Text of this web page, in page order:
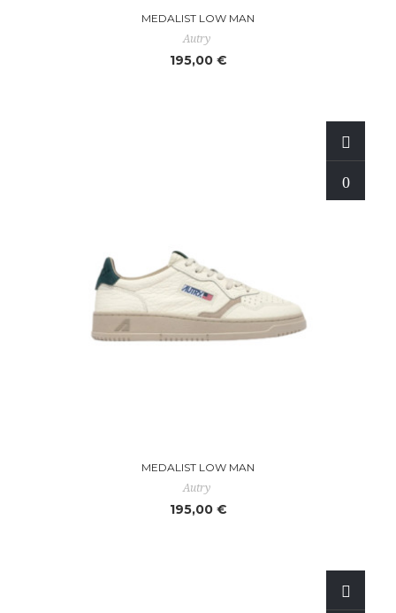
MEDALIST LOW MAN
Autry
195,00 €
MEDALIST LOW MAN
Autry
195,00 €